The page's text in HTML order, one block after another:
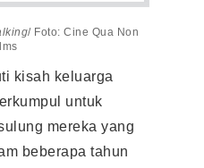
/ Foto: Cine Qua Non
kisah keluarga
untuk
mereka yang
beberapa tahun